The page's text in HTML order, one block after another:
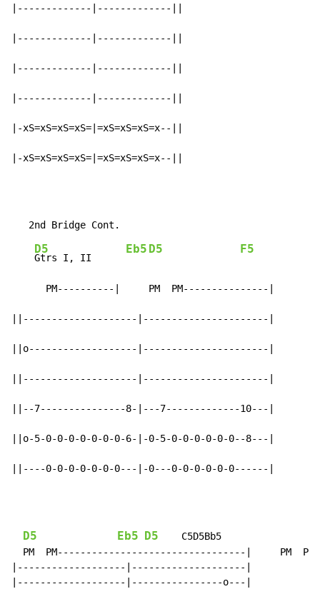
|-------------|-------------||
|-------------|-------------||
|-------------|-------------||
|-------------|-------------||
|-xS=xS=xS=xS=|=xS=xS=xS=x--||
|-xS=xS=xS=xS=|=xS=xS=xS=x--||
D5
Gtrs I, II
Eb5 D5 F5
      PM----------|     PM  PM---------------|
||--------------------|----------------------|
||o-------------------|----------------------|
||--------------------|----------------------|
||--7---------------8-|---7-------------10---|
||o-5-0-0-0-0-0-0-0-6-|-0-5-0-0-0-0-0-0--8---|
||----0-0-0-0-0-0-0---|-0---0-0-0-0-0-0------|
D5 Eb5 D5
    C5D5Bb5
PM  PM---------------------------------|     PM  PM
|-------------------|--------------------|
|-------------------|----------------o---|